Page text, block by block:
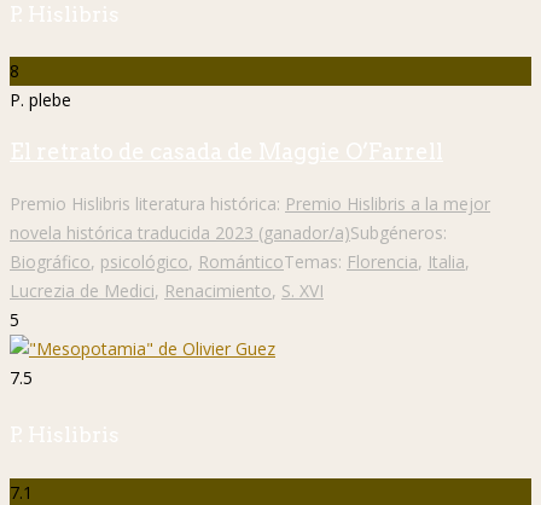
P. Hislibris
8
P. plebe
El retrato de casada de Maggie O’Farrell
Premio Hislibris literatura histórica: Premio Hislibris a la mejor
novela histórica traducida 2023 (ganador/a)Subgéneros:
Biográfico, psicológico, RománticoTemas: Florencia, Italia,
Lucrezia de Medici, Renacimiento, S. XVI
5
7.5
P. Hislibris
7.1